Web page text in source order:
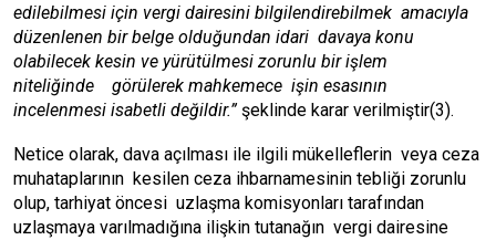
edilebilmesi için vergi dairesini bilgilendirebilmek amacıyla
düzenlenen bir belge olduğundan idari davaya konu
olabilecek kesin ve yürütülmesi zorunlu bir işlem
niteliğinde görülerek mahkemece işin esasının
incelenmesi isabetli değildir.”şeklinde karar verilmiştir(3).
Netice olarak, dava açılması ile ilgili mükelleflerin veya ceza
muhataplarının kesilen ceza ihbarnamesinin tebliği zorunlu
olup, tarhiyat öncesi uzlaşma komisyonları tarafından
uzlaşmaya varılmadığına ilişkin tutanağın vergi dairesine